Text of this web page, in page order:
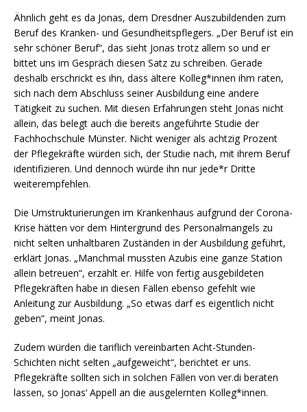
Ähnlich geht es da Jonas, dem Dresdner Auszubildenden zum
Beruf des Kranken- und Gesundheitspflegers. „Der Beruf ist ein
sehr schöner Beruf“, das sieht Jonas trotz allem so und er
bittet uns im Gespräch diesen Satz zu schreiben. Gerade
deshalb erschrickt es ihn, dass ältere Kolleg*innen ihm raten,
sich nach dem Abschluss seiner Ausbildung eine andere
Tätigkeit zu suchen. Mit diesen Erfahrungen steht Jonas nicht
allein, das belegt auch die bereits angeführte Studie der
Fachhochschule Münster. Nicht weniger als achtzig Prozent
der Pflegekräfte würden sich, der Studie nach, mit ihrem Beruf
identifizieren. Und dennoch würde ihn nur jede*r Dritte
weiterempfehlen.
Die Umstrukturierungen im Krankenhaus aufgrund der Corona-
Krise hätten vor dem Hintergrund des Personalmangels zu
nicht selten unhaltbaren Zuständen in der Ausbildung geführt,
erklärt Jonas. „Manchmal mussten Azubis eine ganze Station
allein betreuen“, erzählt er. Hilfe von fertig ausgebildeten
Pflegekräften habe in diesen Fällen ebenso gefehlt wie
Anleitung zur Ausbildung. „So etwas darf es eigentlich nicht
geben“, meint Jonas.
Zudem würden die tariflich vereinbarten Acht-Stunden-
Schichten nicht selten „aufgeweicht“, berichtet er uns.
Pflegekräfte sollten sich in solchen Fällen von ver.di beraten
lassen, so Jonas‘ Appell an die ausgelernten Kolleg*innen.